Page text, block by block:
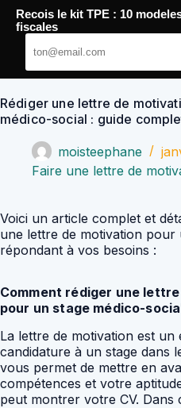
Passer
contenu
YoupiJobs
Rédiger une lettre de
médico-social : guide
moisteephane
Faire une lettre de
Voici un article complet et
une lettre de motivation pour
répondant à vos besoins :
Comment rédiger une
pour un stage médico-
La lettre de motivation est un
candidature à un stage dans
vous permet de mettre en
compétences et votre
peut montrer votre CV.
Recois le kit TPE : 10
fiscales